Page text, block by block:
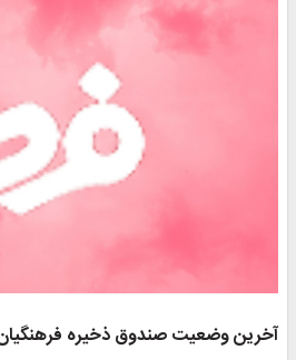
وضعیت صندوق ذخیره فرهنگیان